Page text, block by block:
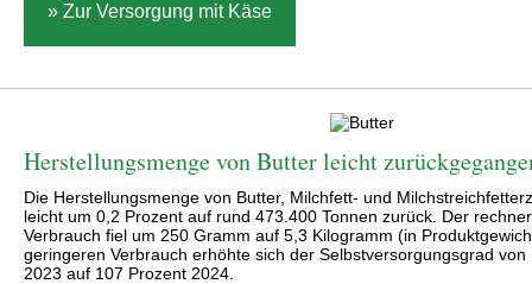
» Zur Versorgung mit Käse
Herstellungsmenge von Butter leicht
Die Herstellungsmenge von Butter, Milchfett- und
leicht um 0,2 Prozent auf rund 473.400 Tonnen zurück. Der
Verbrauch fiel um 250 Gramm auf 5,3 Kilogramm (in
geringeren Verbrauch erhöhte sich der Selbstversorgungsgrad
2023 auf 107 Prozent 2024.